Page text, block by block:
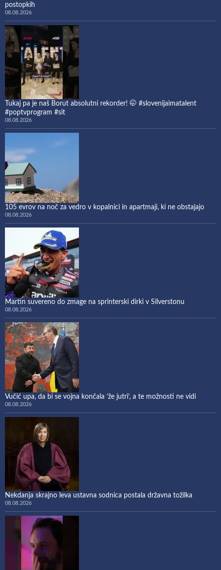
postopkih
08.08.2026
Tukaj pa je naš Borut absolutni rekorder! 🤭 #slovenijaimatalent
#poptvprogram #sit
08.08.2026
105 evrov na noč za vedro v kopalnici in apartmaji, ki ne obstajajo
08.08.2026
Martin suvereno do zmage na sprinterski dirki v Silverstonu
08.08.2026
Vučić upa, da bi se vojna končala ‘že jutri’, a te možnosti ne vidi
08.08.2026
Nekdanja skrajno leva ustavna sodnica postala državna tožilka
08.08.2026